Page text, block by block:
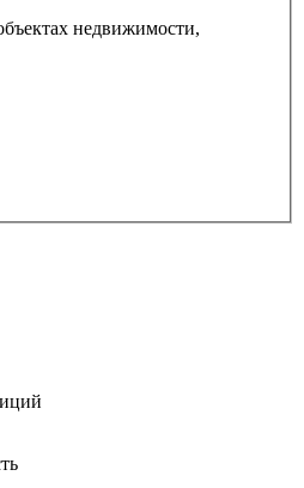
недвижимости,